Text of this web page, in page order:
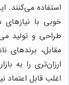
استفاده می‌کنند.
خوبی با
طراحی و تولید
مقابل، برندهای
ارزان‌تری را به
اغلب قابل